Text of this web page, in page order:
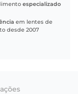
especializado
em lentes de
desde 2007